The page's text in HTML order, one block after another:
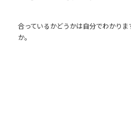
合っているかどうかは自分でわかり
か。